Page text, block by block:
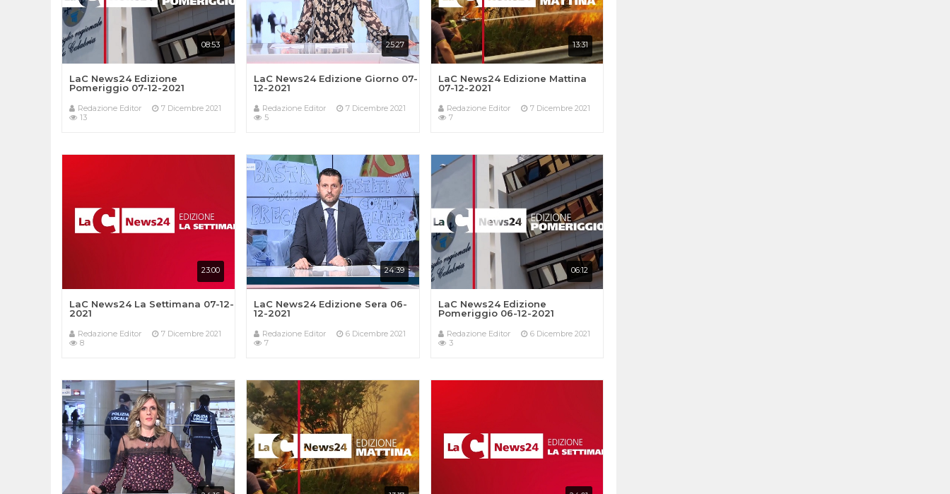
08:53
LaC News24 Edizione
Pomeriggio 07-12-2021
Redazione Editor
7 Dicembre 2021
13
25:27
LaC News24 Edizione Giorno 07-
12-2021
Redazione Editor
7 Dicembre 2021
5
13:31
LaC News24 Edizione Mattina
07-12-2021
Redazione Editor
7 Dicembre 2021
7
23:00
LaC News24 La Settimana 07-12-
2021
Redazione Editor
7 Dicembre 2021
8
24:39
LaC News24 Edizione Sera 06-
12-2021
Redazione Editor
6 Dicembre 2021
7
06:12
LaC News24 Edizione
Pomeriggio 06-12-2021
Redazione Editor
6 Dicembre 2021
3